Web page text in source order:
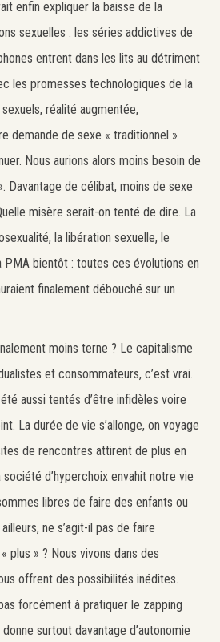
enfin expliquer la baisse de la
sexuelles : les séries addictives de
entrent dans les lits au détriment
les promesses technologiques de la
réalité augmentée,
demande de sexe « traditionnel »
Nous aurions alors moins besoin de
Davantage de célibat, moins de sexe
misère serait-on tenté de dire. La
la libération sexuelle, le
PMA bientôt : toutes ces évolutions en
finalement débouché sur un
moins terne ? Le capitalisme
et consommateurs, c’est vrai.
été aussi tentés d’être infidèles voire
La durée de vie s’allonge, on voyage
de rencontres attirent de plus en
société d’hyperchoix envahit notre vie
libres de faire des enfants ou
ne s’agit-il pas de faire
plus » ? Nous vivons dans des
offrent des possibilités inédites.
forcément à pratiquer le zapping
surtout davantage d’autonomie
Rechercher